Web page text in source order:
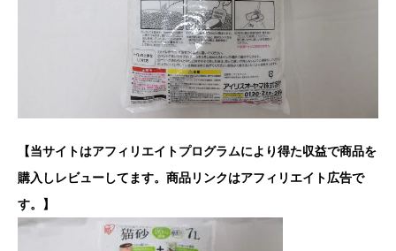
【当サイトはアフィリエイトプログラムにより得た収益で商品を
購入しレビューしてます。商品リンクはアフィリエイト広告で
す。】